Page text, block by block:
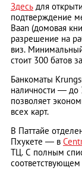
Здесь для
подтверждение
Baan (домовая
разрешение на
виз.
стоит 300 батов
Банкоматы
наличности ― до
позволяет
всех карт.
В Паттайе
Пхукете ― в
ТЦ. С полным
соответствующем